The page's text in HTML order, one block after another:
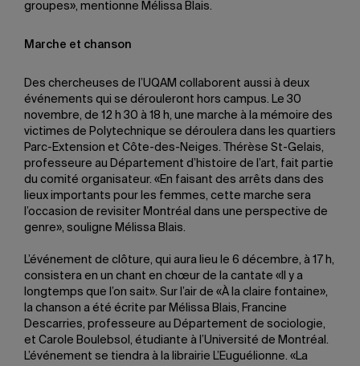
groupes», mentionne Mélissa Blais.
Marche et chanson
Des chercheuses de l’UQAM collaborent aussi à deux
événements qui se dérouleront hors campus. Le 30
novembre, de 12 h 30 à 18 h, une marche à la mémoire des
victimes de Polytechnique se déroulera dans les quartiers
Parc-Extension et Côte-des-Neiges. Thérèse St-Gelais,
professeure au Département d’histoire de l’art, fait partie
du comité organisateur. «En faisant des arrêts dans des
lieux importants pour les femmes, cette marche sera
l’occasion de revisiter Montréal dans une perspective de
genre», souligne Mélissa Blais.
L’événement de clôture, qui aura lieu le 6 décembre, à 17 h,
consistera en un chant en chœur de la cantate «Il y a
longtemps que l’on sait». Sur l’air de «À la claire fontaine»,
la chanson a été écrite par Mélissa Blais, Francine
Descarries, professeure au Département de sociologie,
et Carole Boulebsol, étudiante à l’Université de Montréal.
L’événement se tiendra à la librairie L’Euguélionne. «La